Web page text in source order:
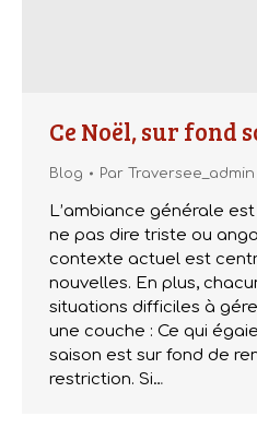
Ce Noël, sur fond
Blog Par Traversee_admin
L’ambiance générale
ne pas dire triste ou
contexte actuel est
nouvelles. En plus,
situations difficiles à
une couche : Ce qui
saison est sur fond de
restriction. Si…